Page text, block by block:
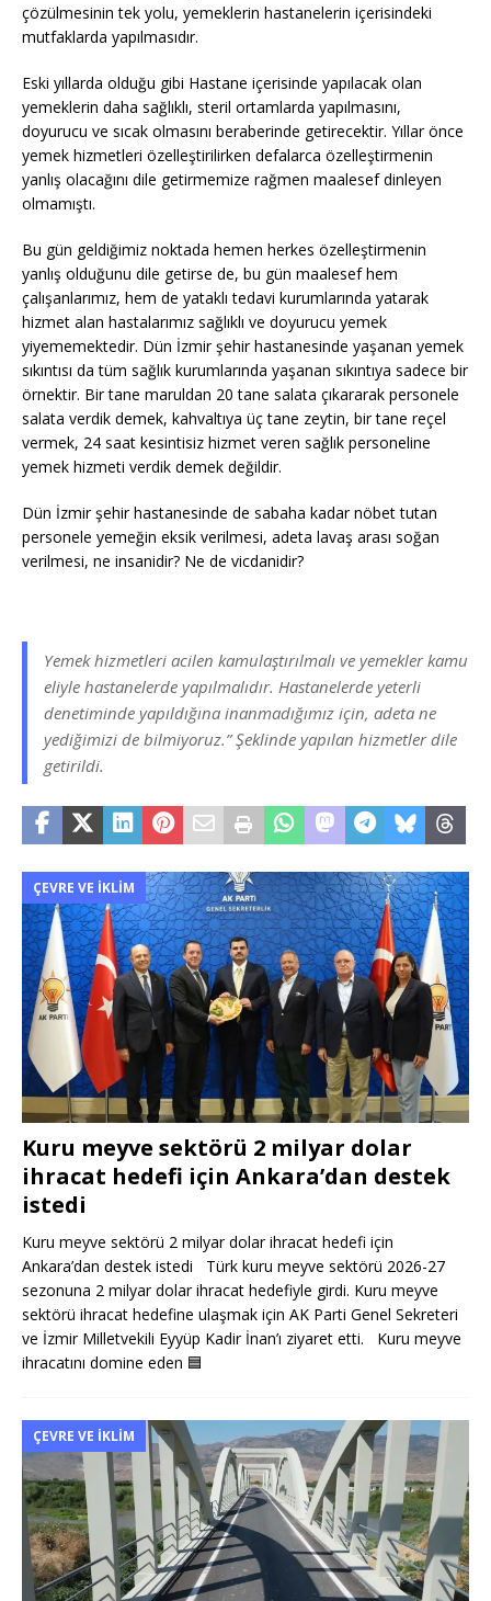
çözülmesinin tek yolu, yemeklerin hastanelerin içerisindeki
mutfaklarda yapılmasıdır.
Eski yıllarda olduğu gibi Hastane içerisinde yapılacak olan
yemeklerin daha sağlıklı, steril ortamlarda yapılmasını,
doyurucu ve sıcak olmasını beraberinde getirecektir. Yıllar önce
yemek hizmetleri özelleştirilirken defalarca özelleştirmenin
yanlış olacağını dile getirmemize rağmen maalesef dinleyen
olmamıştı.
Bu gün geldiğimiz noktada hemen herkes özelleştirmenin
yanlış olduğunu dile getirse de, bu gün maalesef hem
çalışanlarımız, hem de yataklı tedavi kurumlarında yatarak
hizmet alan hastalarımız sağlıklı ve doyurucu yemek
yiyememektedir. Dün İzmir şehir hastanesinde yaşanan yemek
sıkıntısı da tüm sağlık kurumlarında yaşanan sıkıntıya sadece bir
örnektir. Bir tane maruldan 20 tane salata çıkararak personele
salata verdik demek, kahvaltıya üç tane zeytin, bir tane reçel
vermek, 24 saat kesintisiz hizmet veren sağlık personeline
yemek hizmeti verdik demek değildir.
Dün İzmir şehir hastanesinde de sabaha kadar nöbet tutan
personele yemeğin eksik verilmesi, adeta lavaş arası soğan
verilmesi, ne insanidir? Ne de vicdanidir?
Yemek hizmetleri acilen kamulaştırılmalı ve yemekler kamu
eliyle hastanelerde yapılmalıdır. Hastanelerde yeterli
denetiminde yapıldığına inanmadığımız için, adeta ne
yediğimizi de bilmiyoruz.” Şeklinde yapılan hizmetler dile
getirildi.
ÇEVRE VE İKLIM
Kuru meyve sektörü 2 milyar dolar
ihracat hedefi için Ankara’dan destek
istedi
Kuru meyve sektörü 2 milyar dolar ihracat hedefi için
Ankara’dan destek istedi Türk kuru meyve sektörü 2026-27
sezonuna 2 milyar dolar ihracat hedefiyle girdi. Kuru meyve
sektörü ihracat hedefine ulaşmak için AK Parti Genel Sekreteri
ve İzmir Milletvekili Eyyüp Kadir İnan’ı ziyaret etti. Kuru meyve
ihracatını domine eden 🟦
ÇEVRE VE İKLIM